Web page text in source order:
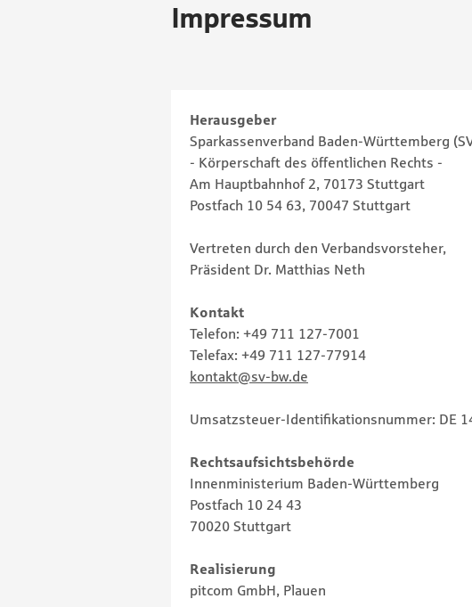
Impressum
Herausgeber
Sparkassenverband Baden-Württemberg
- Körperschaft des öffentlichen Rechts -
Am Hauptbahnhof 2, 70173 Stuttgart
Postfach 10 54 63, 70047 Stuttgart
Vertreten durch den Verbandsvorsteher,
Präsident Dr. Matthias Neth
Kontakt
Telefon: +49 711 127-7001
Telefax: +49 711 127-77914
kontakt@sv-bw.de
Umsatzsteuer-Identifikationsnummer: DE
Rechtsaufsichtsbehörde
Innenministerium Baden-Württemberg
Postfach 10 24 43
70020 Stuttgart
Realisierung
pitcom GmbH, Plauen